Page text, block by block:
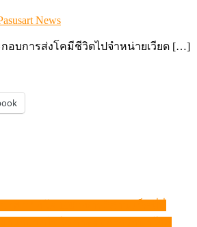
News
อบการส่งโคมีชีวิตไปจำหน่ายเวียด […]